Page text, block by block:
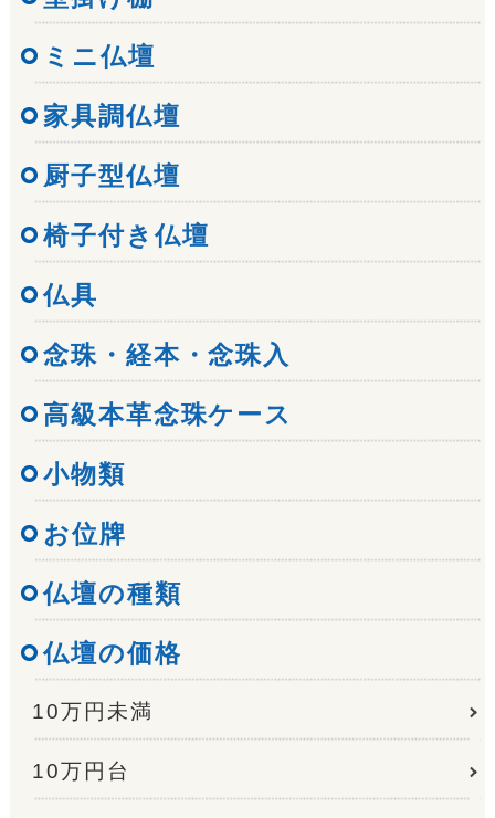
ミニ仏壇
家具調仏壇
厨子型仏壇
椅子付き仏壇
仏具
念珠・経本・念珠入
高級本革念珠ケース
小物類
お位牌
仏壇の種類
仏壇の価格
10万円未満
10万円台